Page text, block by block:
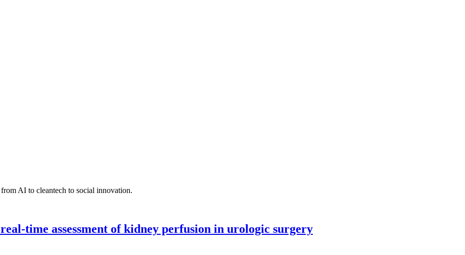
AI to cleantech to social innovation.
time assessment of kidney perfusion in urologic surgery